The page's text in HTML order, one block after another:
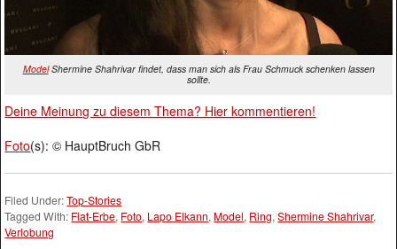
ModelShermine Shahrivar findet, dass man sich als Frau Schmuck schenken lassen
sollte.
Deine Meinung zu diesem Thema? Hier kommentieren!
Foto(s): © HauptBruch GbR
Filed Under:Top-Stories
Tagged With: Fiat-Erbe, Foto, Lapo Elkann, Model, Ring,Shermine Shahrivar,
Verlobung